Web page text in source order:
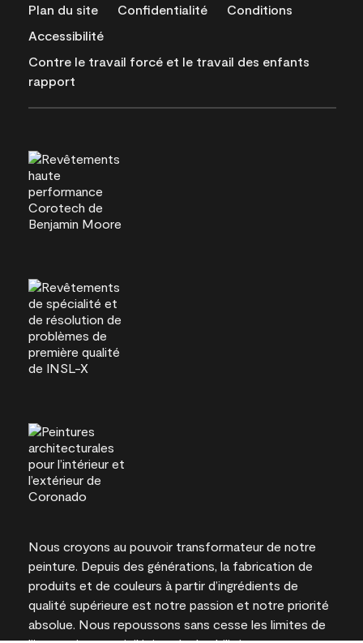
Plan du site Confidentialité
Conditions
Accessibilité
Contre le travail forcé et le travail des enfants
rapport
Nous croyons au pouvoir transformateur de notre
peinture. Depuis des générations, la fabrication de
produits et de couleurs à partir d’ingrédients de
qualité supérieure est notre passion et notre priorité
absolue. Nous repoussons sans cesse les limites de